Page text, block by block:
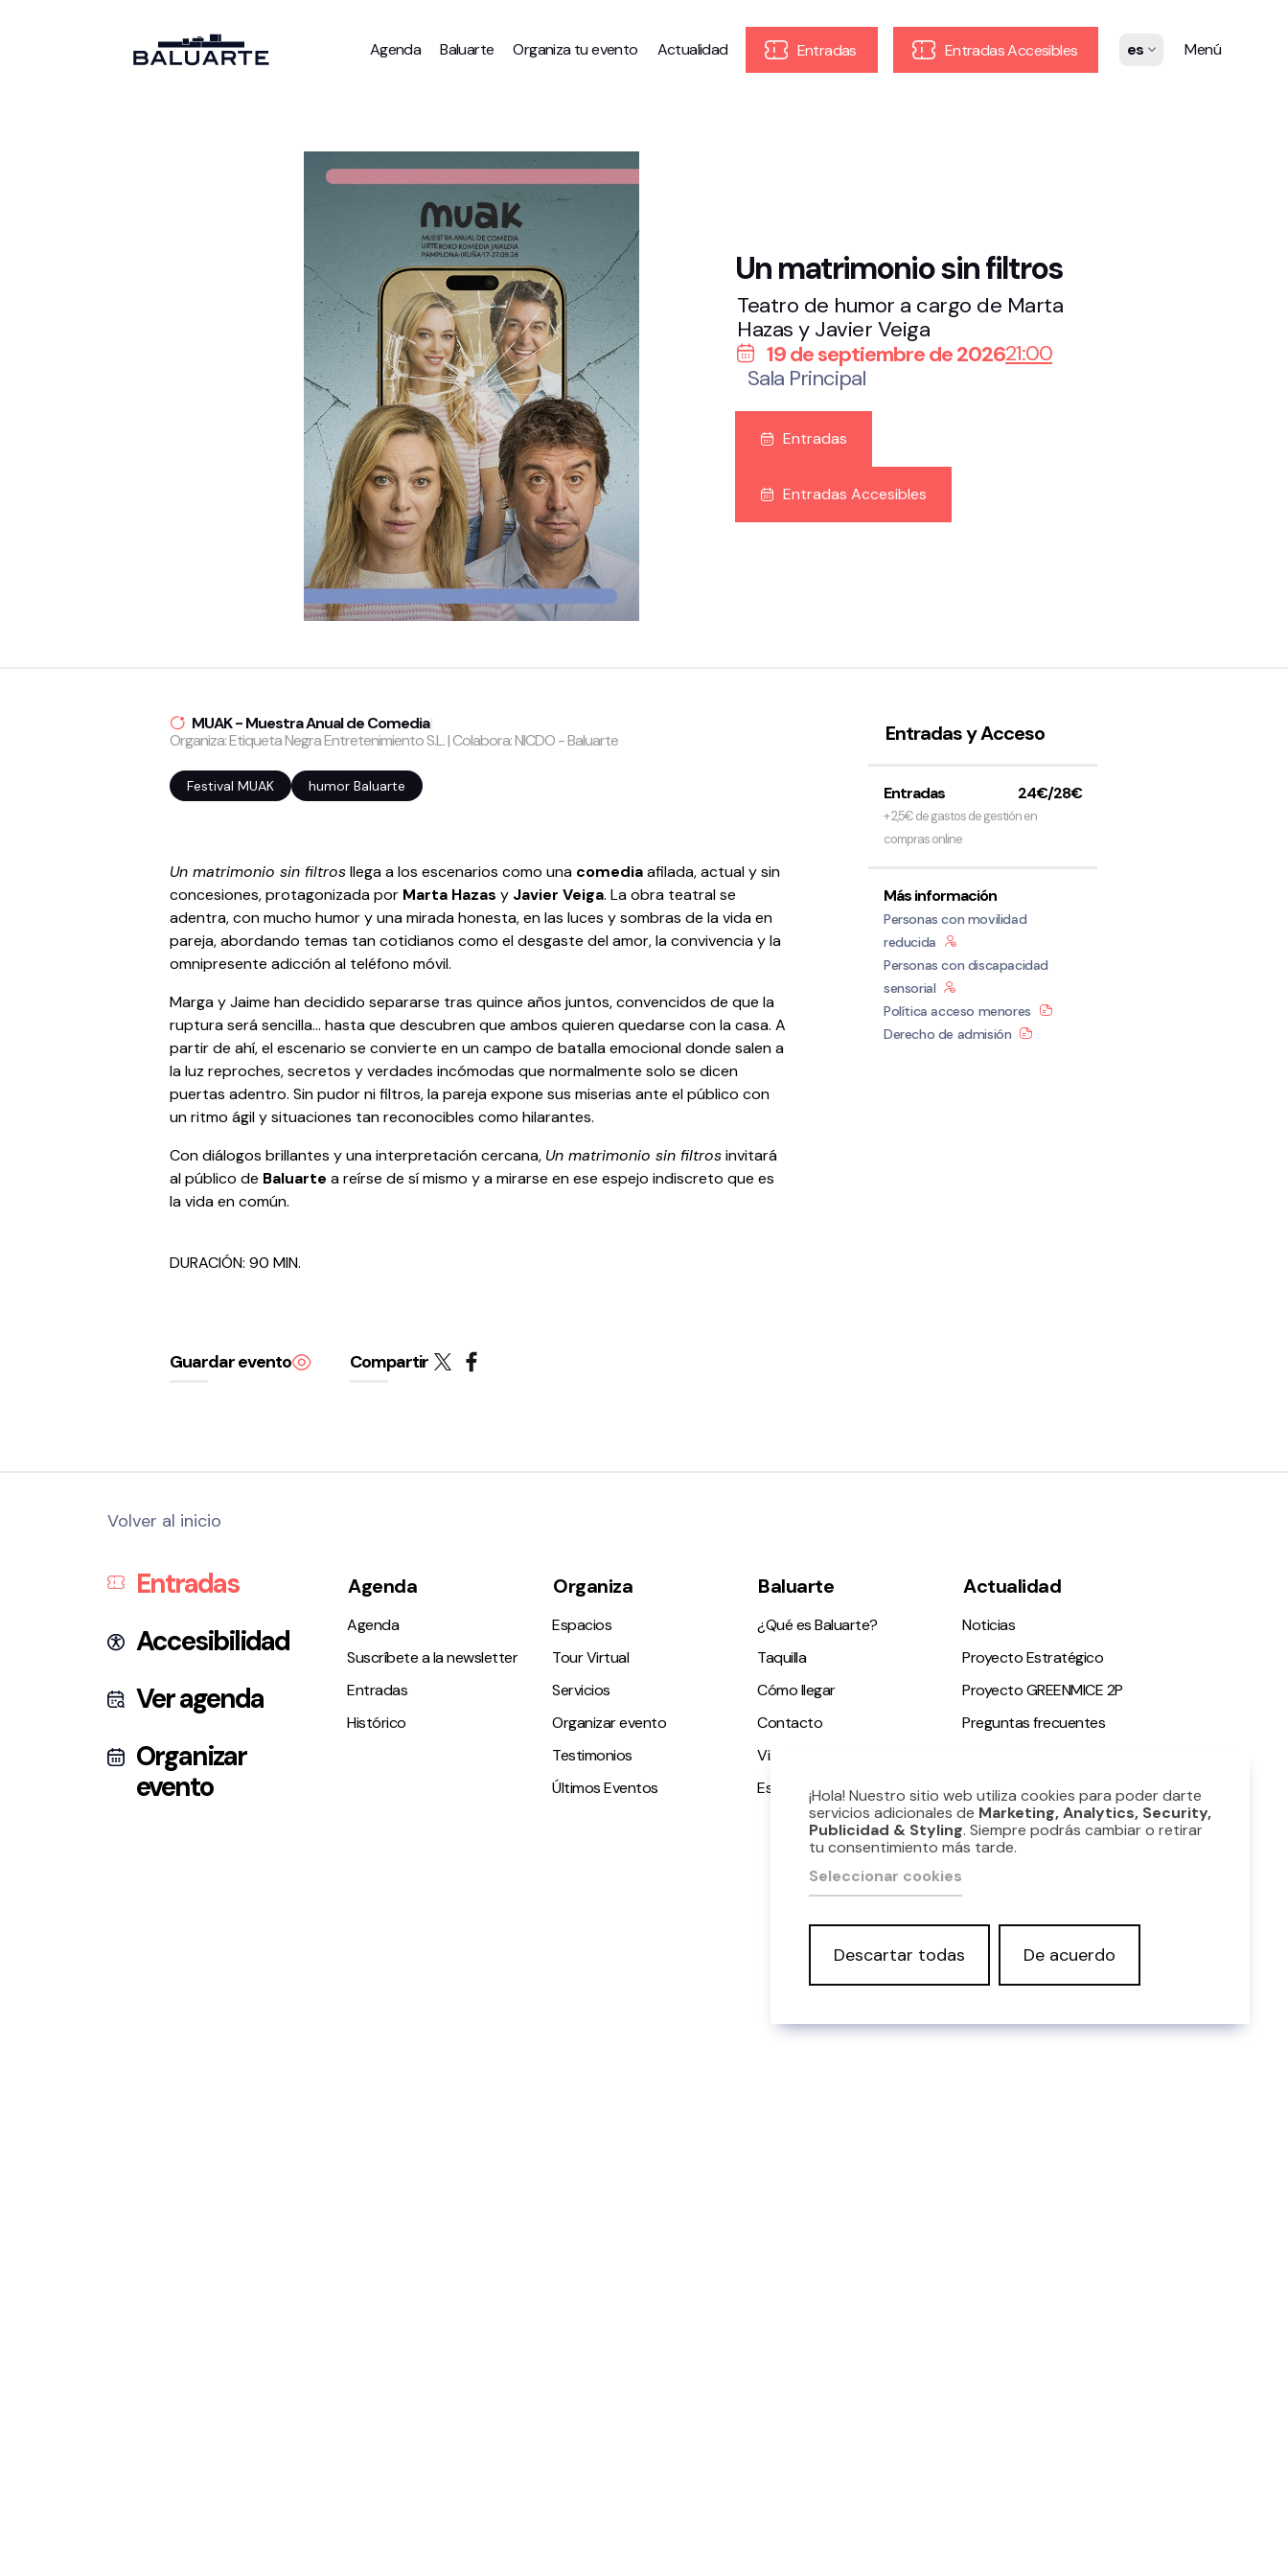
Agenda Baluarte Organiza tu evento Actualidad Entradas Entradas Accesibles es Menú
Un matrimonio sin filtros
Teatro de humor a cargo de Marta
Hazas y Javier Veiga
19 de septiembre de 202621:00
Sala Principal
Entradas
Entradas Accesibles
MUAK - Muestra Anual de Comedia|
Organiza: Etiqueta Negra Entretenimiento S.L. | Colabora: NICDO - Baluarte
Festival MUAK humor Baluarte
Un matrimonio sin filtrosllega a los escenarios como una comediaafilada, actual y sin
concesiones, protagonizada por Marta Hazas y Javier Veiga. La obra teatral se
adentra, con mucho humor y una mirada honesta, en las luces y sombras de la vida en
pareja, abordando temas tan cotidianos como el desgaste del amor, la convivencia y la
omnipresente adicción al teléfono móvil.
Marga y Jaime han decidido separarse tras quince años juntos, convencidos de que la
ruptura será sencilla... hasta que descubren que ambos quieren quedarse con la casa. A
partir de ahí, el escenario se convierte en un campo de batalla emocional donde salen a
la luz reproches, secretos y verdades incómodas que normalmente solo se dicen
puertas adentro. Sin pudor ni filtros, la pareja expone sus miserias ante el público con
un ritmo ágil y situaciones tan reconocibles como hilarantes.
Con diálogos brillantes y una interpretación cercana, Un matrimonio sin filtrosinvitará
al público de Baluartea reírse de sí mismo y a mirarse en ese espejo indiscreto que es
la vida en común.
DURACIÓN: 90 MIN.
Guardar evento Compartir
Entradas y Acceso
Entradas 24€/28€
+ 2,5€ de gastos de gestión en
compras online
Más información
Personas con movilidad
reducida
Personas con discapacidad
sensorial
Política acceso menores
Derecho de admisión
Volver al inicio
Entradas
Accesibilidad
Ver agenda
Organizar
evento
Agenda
Agenda
Suscríbete a la newsletter
Entradas
Histórico
Organiza
Espacios
Tour Virtual
Servicios
Organizar evento
Testimonios
Últimos Eventos
Baluarte
¿Qué es Baluarte?
Taquilla
Cómo llegar
Contacto
Visitas guiadas
Espacio accesible
Actualidad
Noticias
Proyecto Estratégico
Proyecto GREENMICE 2P
Preguntas frecuentes
¡Hola! Nuestro sitio web utiliza cookies para poder darte
servicios adicionales de Marketing, Analytics, Security,
Publicidad & Styling. Siempre podrás cambiar o retirar
tu consentimiento más tarde.
Seleccionar cookies
Descartar todas De acuerdo